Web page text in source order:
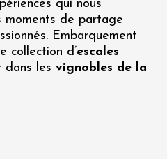
qui nous
moments de partage
Embarquement
collection d’escales
dans les vignobles de la